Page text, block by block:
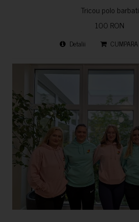
Tricou polo barbati
100 RON
Detalii CUMPARA